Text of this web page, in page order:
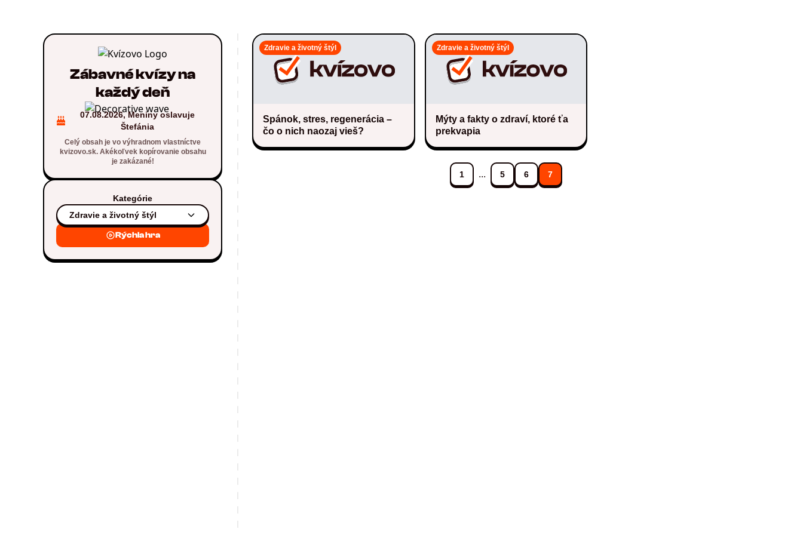
Zábavné kvízy na
každý deň
07.08.2026, Meniny oslavuje
Štefánia
Celý obsah je vo výhradnom vlastníctve
kvizovo.sk. Akékoľvek kopírovanie obsahu
je zakázané!
Kategórie
Zdravie a životný štýl
Rýchla hra
Zdravie a životný štýl
Spánok, stres, regenerácia –
čo o nich naozaj vieš?
Zdravie a životný štýl
Mýty a fakty o zdraví, ktoré ťa
prekvapia
1 ... 5 6 7